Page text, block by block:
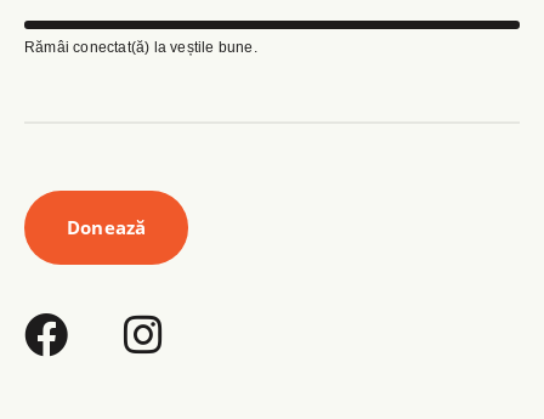
Rămâi conectat(ă) la veștile bune.
Donează